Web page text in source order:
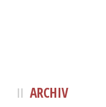
ARCHIV